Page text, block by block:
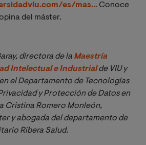
es/mas... Conoce
del máster.
directora de la Maestría
Intelectual e Industrial de VIU y
el Departamento de Tecnologías
y Protección de Datos en
Cristina Romero Monleón,
y abogada del departamento de
Ribera Salud.